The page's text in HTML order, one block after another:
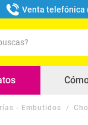
Venta telefónica
- Embutidos
buscados